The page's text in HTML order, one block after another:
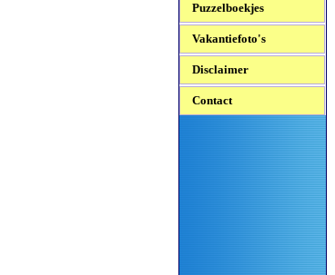
Puzzelboekjes
Vakantiefoto's
Disclaimer
Contact